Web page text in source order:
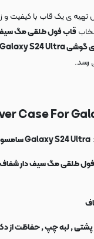
تهیه ی یک قاب با کیفیت و
قاب فول طلقی مگ سیف
رسد.
Case For
Galaxy S24 Ultra سامسونگ
, لبه چپ , حفاظت از